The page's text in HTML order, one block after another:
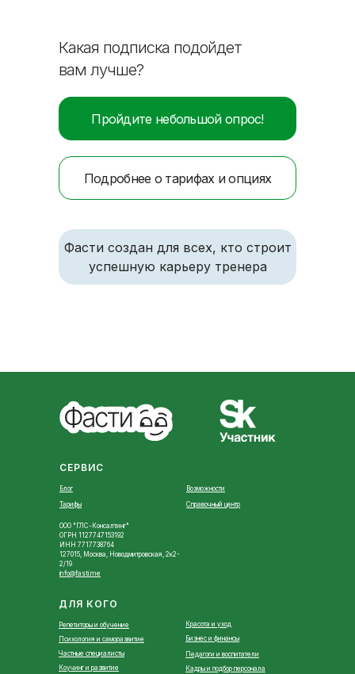
Подробнее о тарифах и опциях
Пройдите небольшой опрос!
Какая подписка подойдет
вам лучше?
Фасти создан для всех, кто строит
успешную карьеру тренера
СЕРВИС
Блог
Возможности
Справочный центр
ООО "ГЛС-Консалтинг"
ОГРН 1127747153192
ИНН 7717738764
127015, Москва, Новодмитровская, 2к2-
2/19
info@fasti.me
Тарифы
Коучинг и развитие Кадры и подбор персонала
Частные специалисты
Репетиторы и обучение
Психология и саморазвитие
Бизнес и финансы
Педагоги и воспитатели
Красота и уход
ДЛЯ КОГО